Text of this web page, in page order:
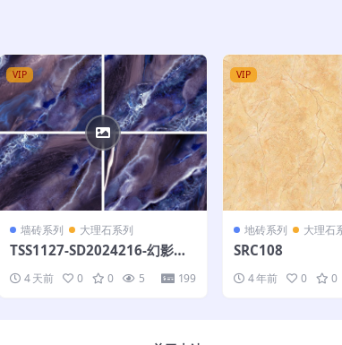
VIP
墙砖系列 大理石系列
TSS1127-SD2024216-幻影紫-
4 天前 0 0 5 199
VIP
地砖系列 大理石
SRC108
4 年前 0 0